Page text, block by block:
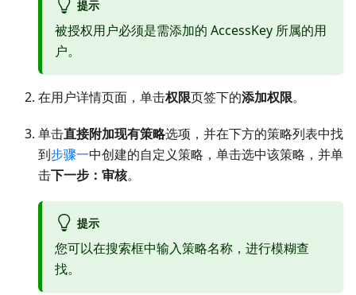
提示
被授权用户必须是需添加的 AccessKey 所属的用
户。
在用户详情页面，单击权限页签下的添加权限。
单击直接附加现有策略选项，并在下方的策略列表中找
到步骤一中创建的自定义策略，单击选中该策略，并单
击下一步：审核。
提示
您可以在搜索框中输入策略名称，进行模糊查
找。